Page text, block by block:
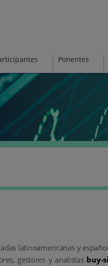
Ponentes
latinoamericanas y
gestores y analistas buy-